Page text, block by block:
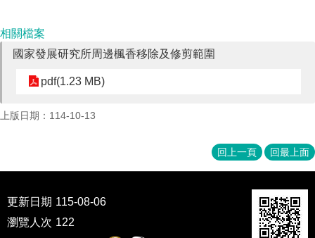
碩
班
專
術
究
國
相關檔案
國家發展研究所周邊楓香移除及修剪範圍
pdf(1.23 MB)
上版日期：114-10-13
回上一頁 回最上面
更新日期 115-08-06
瀏覽人次 122